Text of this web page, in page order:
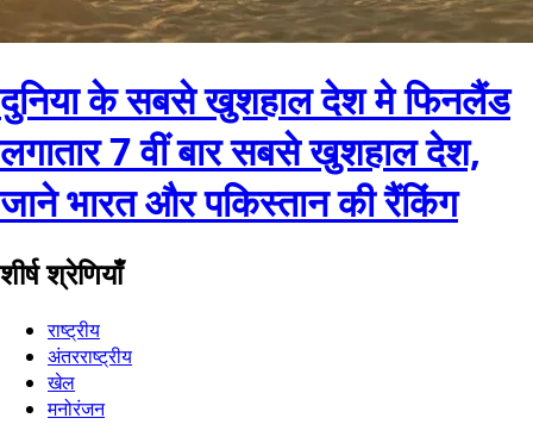
दुनिया के सबसे खुशहाल देश मे फिनलैंड
लगातार 7 वीं बार सबसे खुशहाल देश,
जाने भारत और पकिस्तान की रैंकिंग
शीर्ष श्रेणियाँ
राष्ट्रीय
अंतरराष्ट्रीय
खेल
मनोरंजन